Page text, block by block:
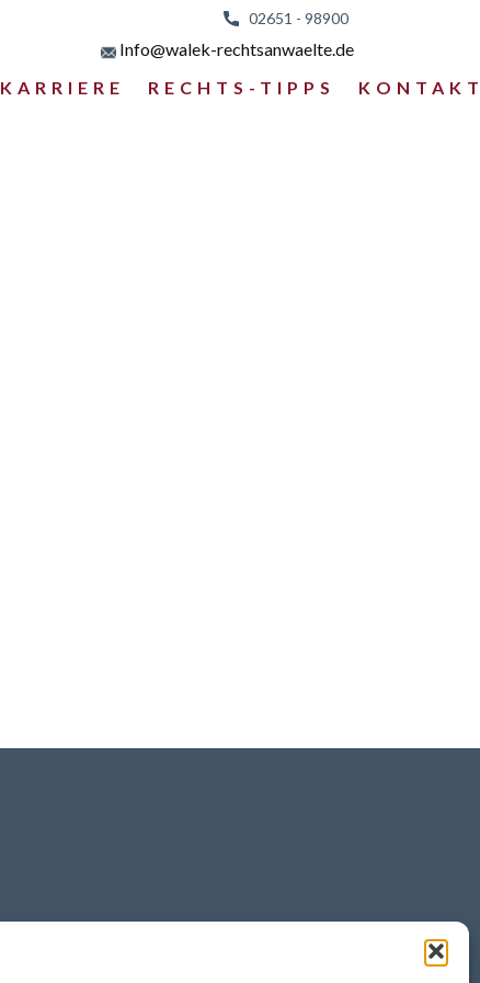
02651 - 98900
KARRIERE RECHTS-TIPPS
Info@walek-rechtsanwaelte.de